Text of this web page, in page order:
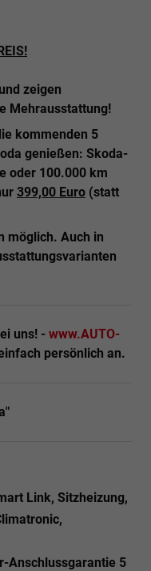
zeigen
Mehrausstattung!
kommenden 5
genießen: Skoda-
oder 100.000 km
399,00 Euro (statt
möglich. Auch in
uns! - www.AUTO-
persönlich an.
Link, Sitzheizung,
Anschlussgarantie 5